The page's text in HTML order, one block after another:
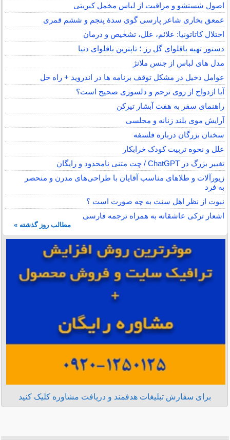
اصول شستشو و مراقبت از لباس مخمل کبریتی
عمعق بخاری شاعر پارسی گوی سدهٔ پنجم و ششم قمری
اختلال کاتاتونیا: علائم، علل، تشخیص و درمان
دستور تهیه باقلوای گل رز ؛ تاپترین باقلوای دنیا
مدل های لباس از جنس ملانژ
عوامل دخیل در مشکل توقف برنامه ها در اندروید + راه حل
آیا ازدواج از روی ترحم و دلسوزی صحیح است؟
راهنمای سفر به هفت آبشار تیرکن
آرایش موی بلند زنانه و مجلسی
سخنان بزرگان درباره فلسفه
علل و نحوه تربیت کودک خرابکار
تغییر بزرگ در ChatGPT / چت متنی نامحدود و رایگان
زیورآلات و طلاهای مناسب آقایان با طراحی‌های مدرن و منحصر
به فرد
نبوت از نظر اهل سنت به چه صورت است ؟
اشعار ترکی عاشقانه به همراه ترجمه فارسی
مطالب روز گذشته »
برای سفارش تبلیغات هدفمند و دریافت مشاوره کلیک کنید